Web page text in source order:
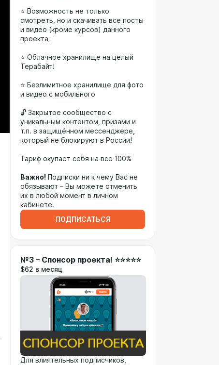
⭐️ Возможность не только
смотреть, но и скачивать все посты
и видео (кроме курсов) данного
проекта;
⭐️ Облачное хранилище на целый
Терабайт!
⭐️ Безлимитное хранилище для фото
и видео с мобильного
🔓 Закрытое сообщество с
уникальным контентом, призами и
т.п. в защищённом мессенджере,
который не блокируют в России!
Тариф окупает себя на все 100%
Важно! Подписки ни к чему Вас не
обязывают – Вы можете отменить
их в любой момент в личном
кабинете.
ПОДПИСАТЬСЯ
№3 – Спонсор проекта! ⭐️⭐️⭐️⭐️⭐️
$62 в месяц
Для влиятельных подписчиков,